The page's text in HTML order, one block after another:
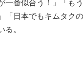
一番似合う！」「も
「日本でもキムタク
。